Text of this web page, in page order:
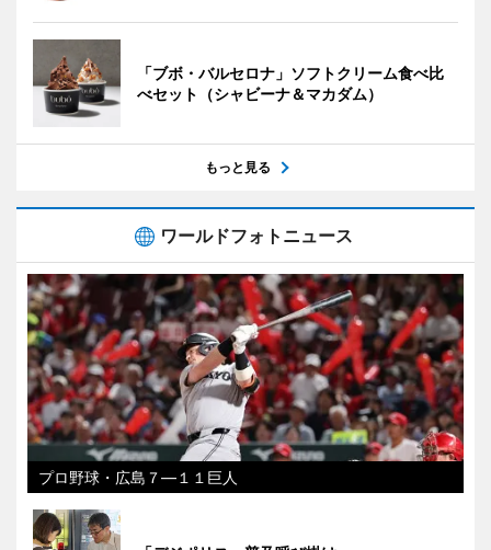
「ブボ・バルセロナ」ソフトクリーム食べ比
べセット（シャビーナ＆マカダム）
もっと見る
ワールドフォトニュース
プロ野球・広島７―１１巨人